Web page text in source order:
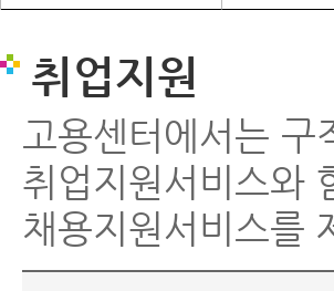
취업지원
고용센터에서는 구
취업지원서비스와
채용지원서비스를